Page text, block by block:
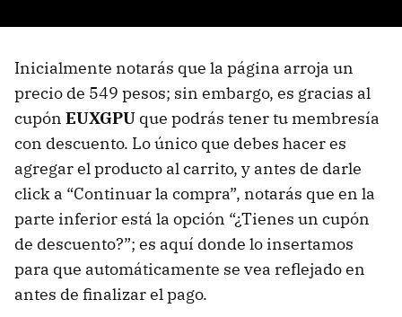
Inicialmente notarás que la página arroja un
precio de 549 pesos; sin embargo, es gracias al
cupón EUXGPU que podrás tener tu membresía
con descuento. Lo único que debes hacer es
agregar el producto al carrito, y antes de darle
click a “Continuar la compra”, notarás que en la
parte inferior está la opción “¿Tienes un cupón
de descuento?”; es aquí donde lo insertamos
para que automáticamente se vea reflejado en
antes de finalizar el pago.